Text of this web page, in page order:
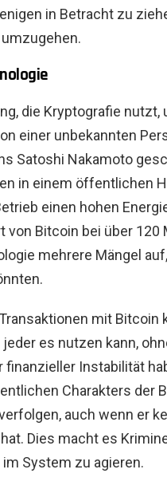
in Betracht zu
die Kryptografie nutzt,
einer unbekannten
Satoshi Nakamoto
in einem öffentlichen
einen hohen
Bitcoin bei über 120
mehrere Mängel
mit Bitcoin
es nutzen kann,
Instabilität
Charakters der
auch wenn er
Dies macht es
System zu agieren.